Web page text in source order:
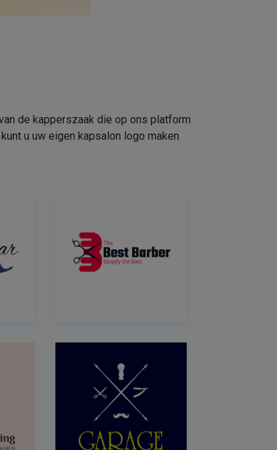
de kapperszaak die op ons platform
u uw eigen kapsalon logo maken